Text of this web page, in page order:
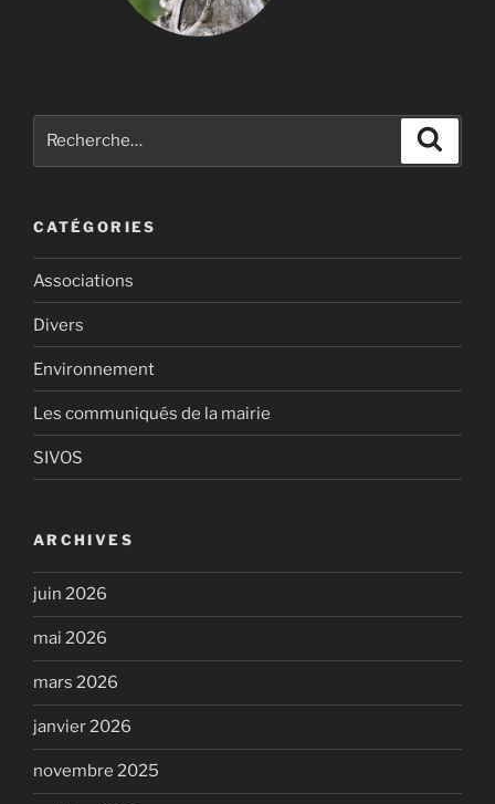
CATÉGORIES
Associations
Divers
Environnement
Les communiqués de la mairie
SIVOS
ARCHIVES
juin 2026
mai 2026
mars 2026
janvier 2026
novembre 2025